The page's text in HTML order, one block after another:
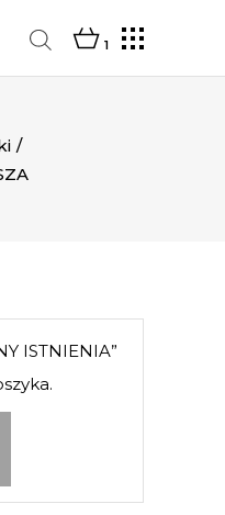
1
/
ISTNIENIA”